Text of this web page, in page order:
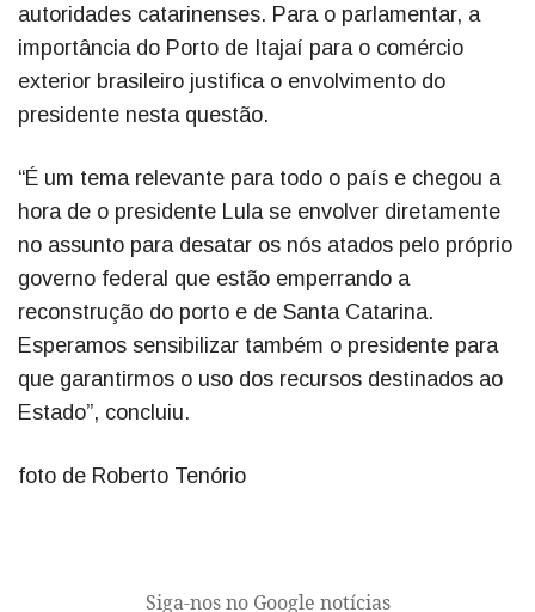
autoridades catarinenses. Para o parlamentar, a
importância do Porto de Itajaí para o comércio
exterior brasileiro justifica o envolvimento do
presidente nesta questão.
“É um tema relevante para todo o país e chegou a
hora de o presidente Lula se envolver diretamente
no assunto para desatar os nós atados pelo próprio
governo federal que estão emperrando a
reconstrução do porto e de Santa Catarina.
Esperamos sensibilizar também o presidente para
que garantirmos o uso dos recursos destinados ao
Estado”, concluiu.
foto de Roberto Tenório
Siga-nos no Google notícias